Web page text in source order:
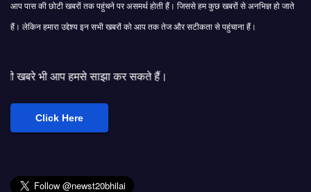
आप पास की छोटी खबरों तक पहुंचने पर असमर्थ होती हैं। जिससे हम कुछ खबरों से अनभिज्ञ हो जाते
हैं। लेकिन हमारा उद्देश्य इन सभी खबरों को आप तक तेज और सटीकता से पहुंचाना हैं।
साझा कर सकते हैं।
Click Here